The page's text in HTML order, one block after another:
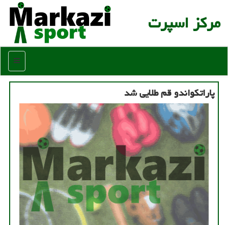
مركز اسپرت
منو
پاراتکواندو قم طلایی شد